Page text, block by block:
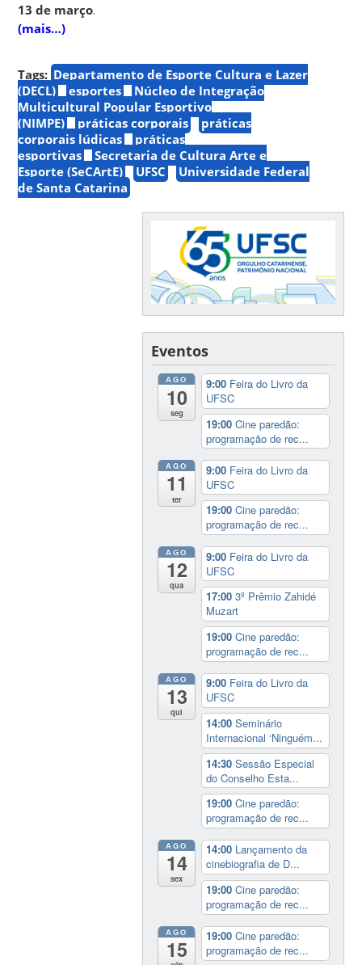
13 de março.
(mais…)
Tags: Departamento de Esporte Cultura e Lazer
(DECL)
esportes
Núcleo de Integração
Multicultural Popular Esportivo
(NIMPE)
práticas corporais
práticas
corporais lúdicas
práticas
esportivas
Secretaria de Cultura Arte e
Esporte (SeCArtE)
UFSC
Universidade Federal
de Santa Catarina
Eventos
AGO
10
seg
9:00 Feira do Livro da
UFSC
19:00Cine paredão:
programação de rec...
AGO
11
ter
9:00 Feira do Livro da
UFSC
19:00Cine paredão:
programação de rec...
AGO
12
qua
9:00 Feira do Livro da
UFSC
17:003º Prêmio Zahidé
Muzart
19:00Cine paredão:
programação de rec...
AGO
13
qui
9:00 Feira do Livro da
UFSC
14:00Seminário
Internacional ‘Ninguém...
14:30Sessão Especial
do Conselho Esta...
19:00Cine paredão:
programação de rec...
AGO
14
sex
14:00 Lançamento da
cinebiografia de D...
19:00Cine paredão:
programação de rec...
AGO
15
19:00Cine paredão:
programação de rec...